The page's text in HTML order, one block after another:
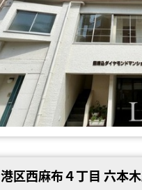
港区西麻布４丁目 六本